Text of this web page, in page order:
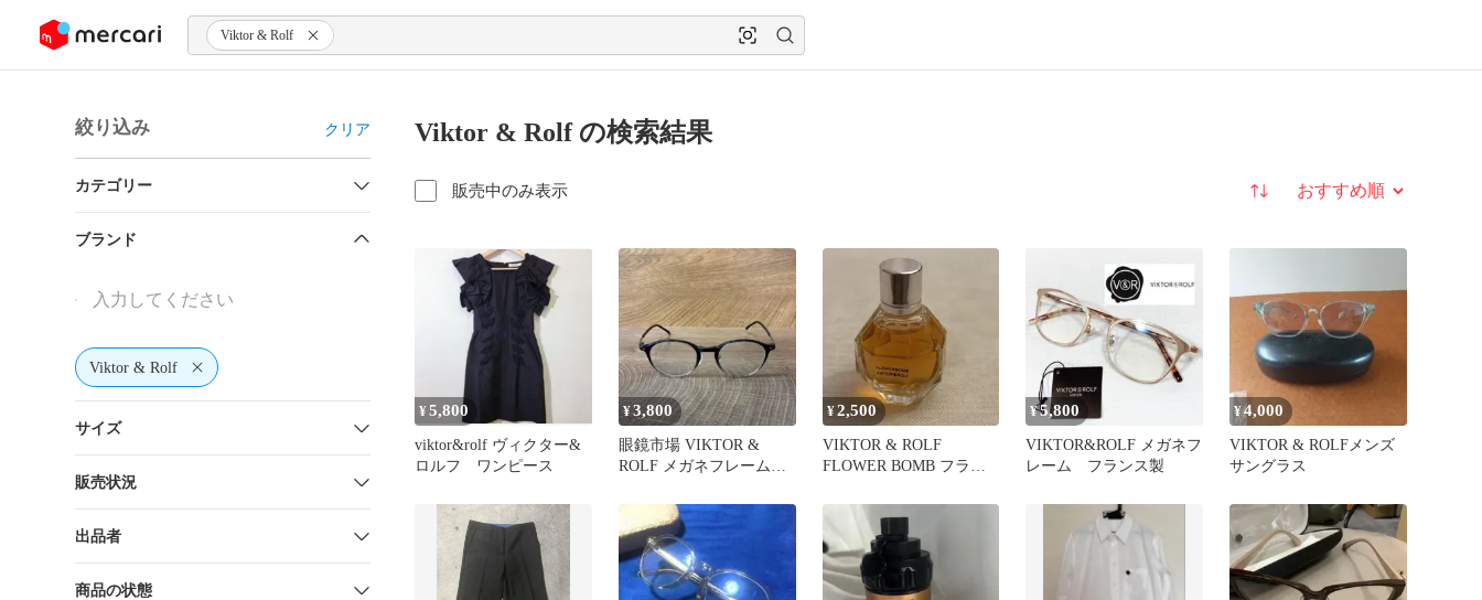
ツにスキップ Viktor & Rolf
絞り込み クリア
カテゴリー
ブランド
Viktor & Rolf
サイズ
販売状況
出品者
商品の状態
Viktor & Rolf の検索結果
販売中のみ表示 並び替え
¥5,800
viktor&rolf ヴィクター&
ロルフ ワンピース
¥3,800
眼鏡市場 VIKTOR &
ROLF メガネフレーム
¥2,500
VIKTOR & ROLF
FLOWER BOMB フラワ
¥5,800
VIKTOR&ROLF メガネフ
レーム フランス製
¥4,000
VIKTOR & ROLFメンズ
サングラス